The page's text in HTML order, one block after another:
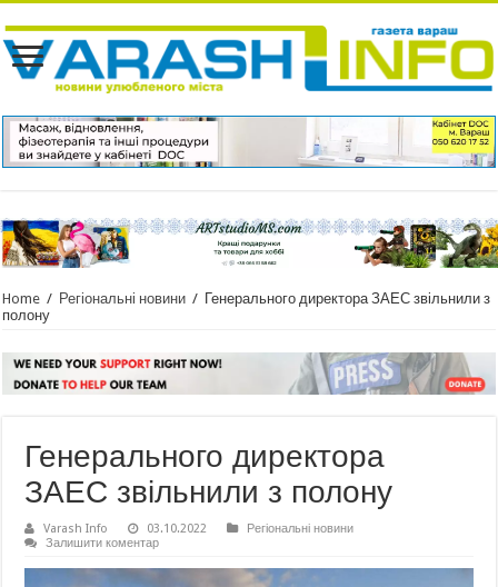
Home / Регіональні новини / Генерального директора ЗАЕС звільнили з
полону
Генерального директора
ЗАЕС звільнили з полону
Varash Info 03.10.2022
Регіональні новини
Залишити коментар